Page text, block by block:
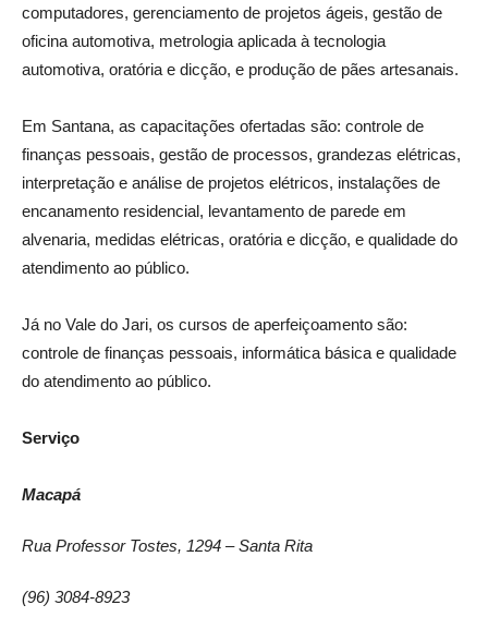
computadores, gerenciamento de projetos ágeis, gestão de
oficina automotiva, metrologia aplicada à tecnologia
automotiva, oratória e dicção, e produção de pães artesanais.
Em Santana, as capacitações ofertadas são: controle de
finanças pessoais, gestão de processos, grandezas elétricas,
interpretação e análise de projetos elétricos, instalações de
encanamento residencial, levantamento de parede em
alvenaria, medidas elétricas, oratória e dicção, e qualidade do
atendimento ao público.
Já no Vale do Jari, os cursos de aperfeiçoamento são:
controle de finanças pessoais, informática básica e qualidade
do atendimento ao público.
Serviço
Macapá
Rua Professor Tostes, 1294 – Santa Rita
(96) 3084-8923